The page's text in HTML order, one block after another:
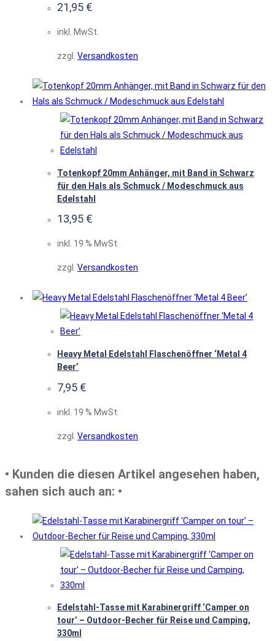
21,95 €
inkl. MwSt.
zzgl. Versandkosten
Totenkopf 20mm Anhänger, mit Band in Schwarz
für den Hals als Schmuck / Modeschmuck aus
Edelstahl
13,95 €
inkl. 19 % MwSt.
zzgl. Versandkosten
Heavy Metal Edelstahl Flaschenöffner ‘Metal 4
Beer’
7,95 €
inkl. 19 % MwSt.
zzgl. Versandkosten
• Kunden die diesen Artikel angesehen haben,
sahen sich auch an: •
Edelstahl-Tasse mit Karabinergriff ‘Camper on
tour’ – Outdoor-Becher für Reise und Camping,
330ml